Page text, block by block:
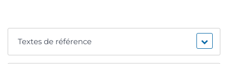
Textes de référence